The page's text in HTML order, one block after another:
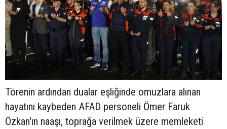
Törenin ardından dualar eşliğinde omuzlara alınan
hayatını kaybeden AFAD personeli Ömer Faruk
Özkan'ın naaşı, toprağa verilmek üzere memleketi